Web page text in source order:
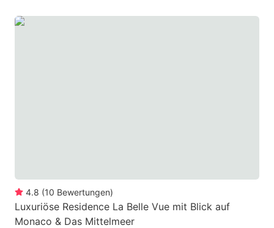
4.8 (10 Bewertungen)
Luxuriöse Residence La Belle Vue mit Blick auf
Monaco & Das Mittelmeer